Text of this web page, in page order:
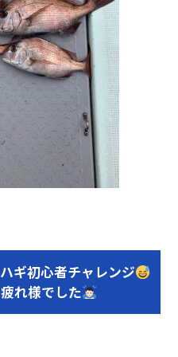
ギ初心者チャレンジ
れ様でした